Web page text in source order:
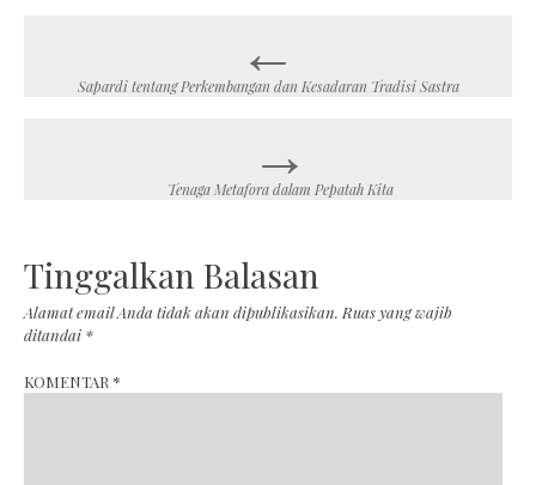
navigation
←
Sapardi tentang Perkembangan dan Kesadaran Tradisi Sastra
→
Tenaga Metafora dalam Pepatah Kita
Tinggalkan Balasan
Alamat email Anda tidak akan dipublikasikan. Ruas yang wajib
ditandai *
KOMENTAR *